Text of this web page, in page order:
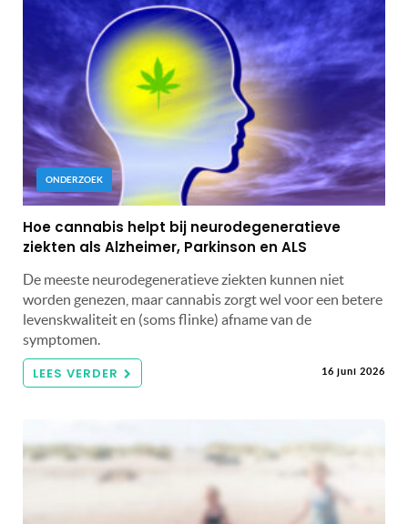
ONDERZOEK
Hoe cannabis helpt bij neurodegeneratieve
ziekten als Alzheimer, Parkinson en ALS
De meeste neurodegeneratieve ziekten kunnen niet
worden genezen, maar cannabis zorgt wel voor een betere
levenskwaliteit en (soms flinke) afname van de
symptomen.
LEES VERDER 16 juni 2026